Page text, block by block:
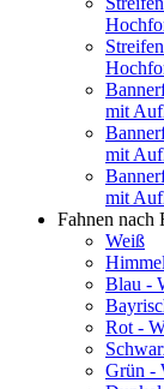
mit
mit
mit
Fahnen nach
Weiß
Blau -
Rot -
Grün -